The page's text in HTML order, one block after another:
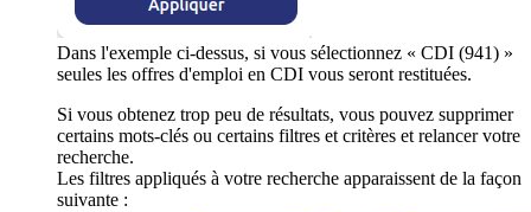
Dans l'exemple ci-dessus, si vous sélectionnez « CDI (941) »
seules les offres d'emploi en CDI vous seront restituées.
Si vous obtenez trop peu de résultats, vous pouvez supprimer
certains mots-clés ou certains filtres et critères et relancer votre
recherche.
Les filtres appliqués à votre recherche apparaissent de la façon
suivante :